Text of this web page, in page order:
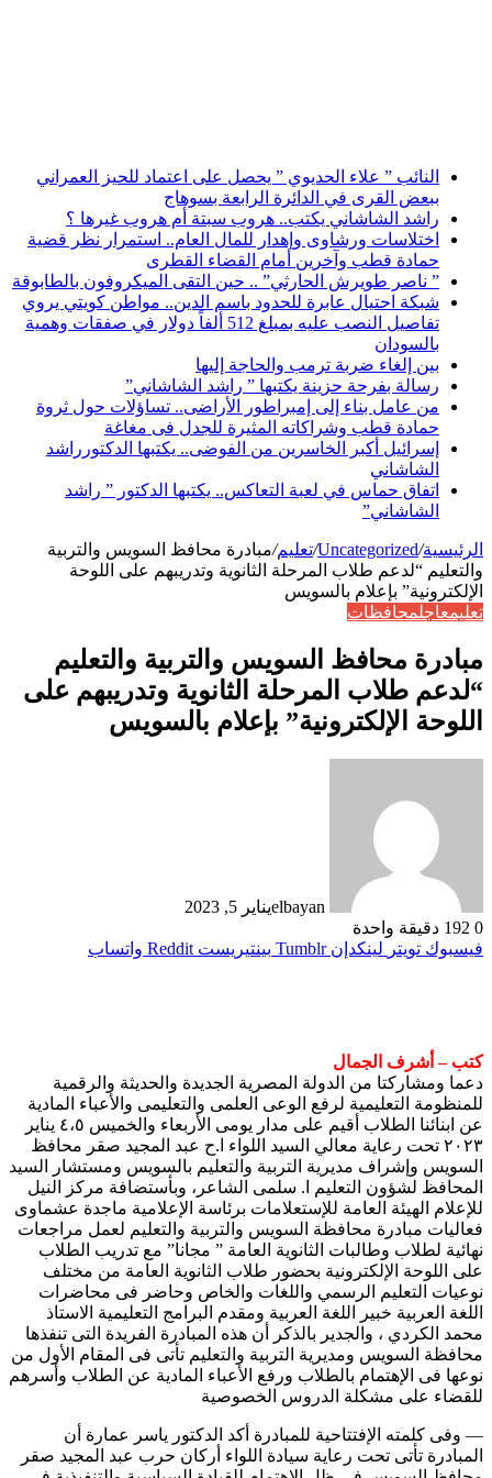
النائب ” علاء الحديوي ” يحصل على اعتماد للحيز العمراني
ببعض القرى في الدائرة الرابعة بسوهاج
راشد الشاشاني يكتب.. هروب سبتة أم هروب غيرها ؟
اختلاسات ورشاوى وإهدار للمال العام.. استمرار نظر قضية
حمادة قطب وآخرين أمام القضاء القطرى
” ناصر طويرش الحارثي” .. حين التقى الميكروفون بالطابوقة
شبكة احتيال عابرة للحدود باسم الدين.. مواطن كويتي يروي
تفاصيل النصب عليه بمبلغ 512 ألفاً دولار في صفقات وهمية
بالسودان
بين إلغاء ضربة ترمب والحاجة إليها
رسالة بفرحة حزينة يكتبها ” راشد الشاشاني”
من عامل بناء إلى إمبراطور الأراضى.. تساؤلات حول ثروة
حمادة قطب وشراكاته المثيرة للجدل فى مغاغة
إسرائيل أكبر الخاسرين من الفوضى.. يكتبها الدكتورراشد
الشاشاني
اتفاق حماس في لعبة التعاكس.. يكتبها الدكتور ” راشد
الشاشاني”
الرئيسية/
Uncategorized
/تعليم/مبادرة محافظ السويس والتربية
والتعليم “لدعم طلاب المرحلة الثانوية وتدريبهم على اللوحة
الإلكترونية” بإعلام بالسويس
تعليمعاجلمحافظات
مبادرة محافظ السويس والتربية والتعليم
“لدعم طلاب المرحلة الثانوية وتدريبهم على
اللوحة الإلكترونية” بإعلام بالسويس
elbayanيناير 5, 2023
0
دقيقة واحدة
فيسبوك تويتر لينكدإن بينتيريست واتساب
كتب – أشرف الجمال
دعما ومشاركتا من الدولة المصرية الجديدة والحديثة والرقمية
للمنظومة التعليمية لرفع الوعى العلمى والتعليمى والأعباء المادية
عن ابنائنا الطلاب أقيم على مدار يومى الأربعاء والخميس ٤،٥ يناير
٢٠٢٣ تحت رعاية معالي السيد اللواء ا.ح عبد المجيد صقر محافظ
السويس وإشراف مديرية التربية والتعليم بالسويس ومستشار السيد
المحافظ لشؤون التعليم ا. سلمى الشاعر، وبأستضافة مركز النيل
للإعلام الهيئة العامة للإستعلامات برئاسة الإعلامية ماجدة عشماوى
فعاليات مبادرة محافظة السويس والتربية والتعليم لعمل مراجعات
نهائية لطلاب وطالبات الثانوية العامة ” مجانا” مع تدريب الطلاب
على اللوحة الإلكترونية بحضور طلاب الثانوية العامة من مختلف
نوعيات التعليم الرسمي واللغات والخاص وحاضر فى محاضرات
اللغة العربية خبير اللغة العربية ومقدم البرامج التعليمية الاستاذ
محمد الكردي ، والجدير بالذكر أن هذه المبادرة الفريدة التى تنفذها
محافظة السويس ومديرية التربية والتعليم تأتى فى المقام الأول من
نوعها فى الإهتمام بالطلاب ورفع الأعباء المادية عن الطلاب وأسرهم
للقضاء على مشكلة الدروس الخصوصية
— وفى كلمته الإفتتاحية للمبادرة أكد الدكتور ياسر عمارة أن
المبادرة تأتى تحت رعاية سيادة اللواء أركان حرب عبد المجيد صقر